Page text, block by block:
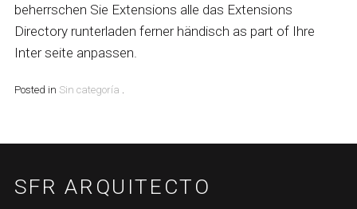
beherrschen Sie Extensions alle das Extensions
Directory runterladen ferner händisch as part of Ihre
Inter seite anpassen.
Posted in Sin categoría
SFR ARQUITECTO